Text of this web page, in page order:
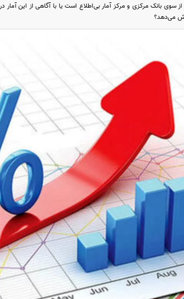
از سوی بانک مرکزی و مرکز آمار بی‌اطلاع است یا با آگاهی از این
می‌دهد؟